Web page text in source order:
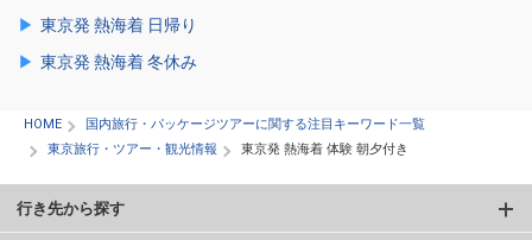
東京発 熱海着 日帰り
東京発 熱海着 冬休み
HOME
国内旅行・パッケージツアーに関する注目キーワード一覧
東京旅行・ツアー・観光情報
東京発 熱海着 体験 朝夕付き
行き先から探す